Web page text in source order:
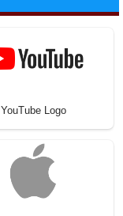
YouTube Logo